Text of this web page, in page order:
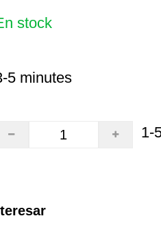
stock
5 minutes
1-